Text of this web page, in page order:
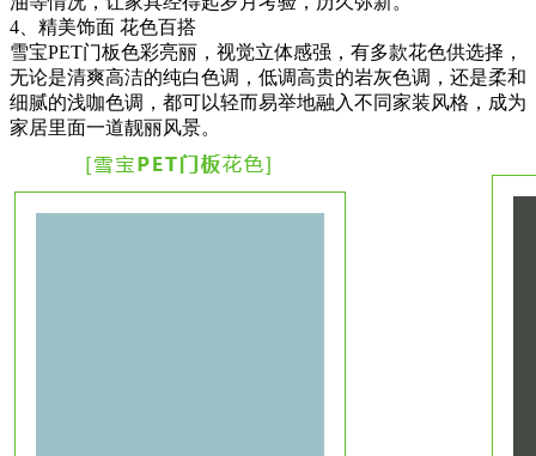
4、精美饰面 花色百搭
雪宝PET门板色彩亮丽，视觉立体感强，有多款花色供选择，
无论是清爽高洁的纯白色调，低调高贵的岩灰色调，还是柔和
细腻的浅咖色调，都可以轻而易举地融入不同家装风格，成为
家居里面一道靓丽风景。